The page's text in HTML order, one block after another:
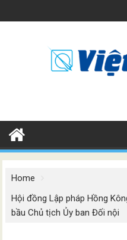
to
Home
Hội đồng Lập pháp Hồng
bầu Chủ tịch Ủy ban Đối nội